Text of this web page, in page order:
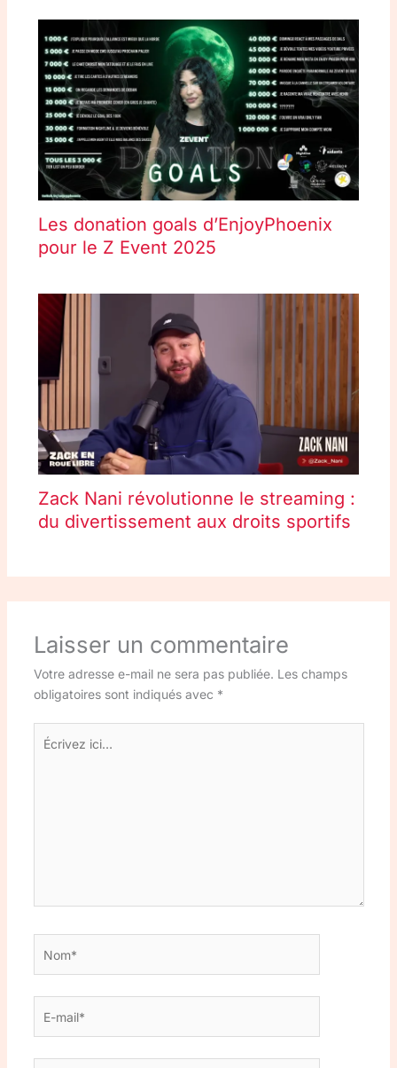
Les donation goals d’EnjoyPhoenix
pour le Z Event 2025
Zack Nani révolutionne le streaming :
du divertissement aux droits sportifs
Laisser un commentaire
Votre adresse e-mail ne sera pas publiée. Les champs
obligatoires sont indiqués avec *
ici…
mail*